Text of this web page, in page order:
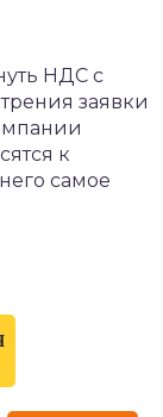
НДС с
заявки
к
самое